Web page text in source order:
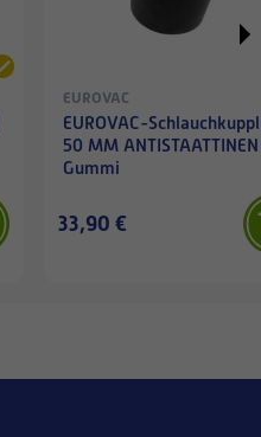
EUROVAC
EUROVAC-
50 MM ANTISTAATTINEN
Gummi
33,90 €